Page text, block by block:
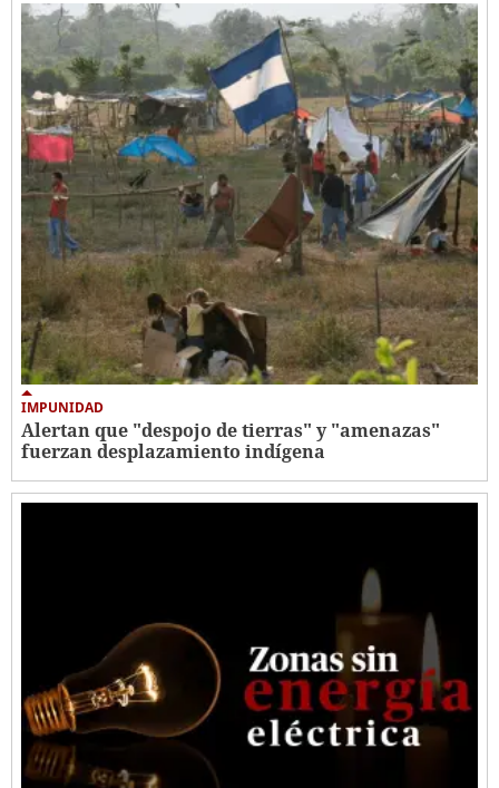
IMPUNIDAD
Alertan que "despojo de tierras" y "amenazas"
fuerzan desplazamiento indígena